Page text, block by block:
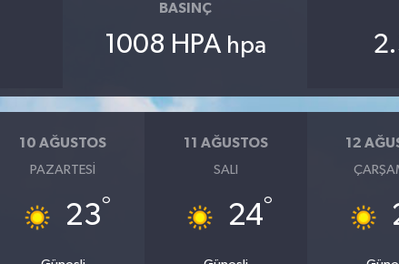
BASINÇ
1008 HPA hpa
10 AĞUSTOS
PAZARTESI
23°
11 AĞUSTOS
SALI
24°
12